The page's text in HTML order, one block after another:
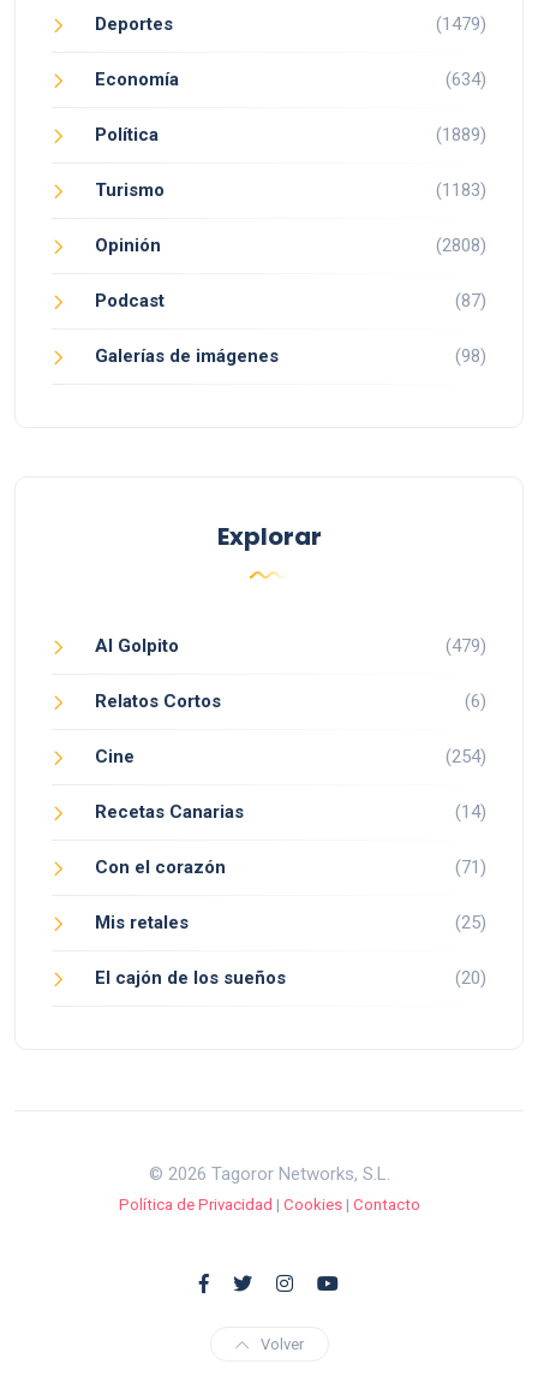
Deportes (1479)
Economía (634)
Política (1889)
Turismo (1183)
Opinión (2808)
Podcast (87)
Galerías de imágenes (98)
Explorar
Al Golpito (479)
Relatos Cortos (6)
Cine (254)
Recetas Canarias (14)
Con el corazón (71)
Mis retales (25)
El cajón de los sueños (20)
© 2026 Tagoror Networks, S.L.
Política de Privacidad | Cookies| Contacto
Volver